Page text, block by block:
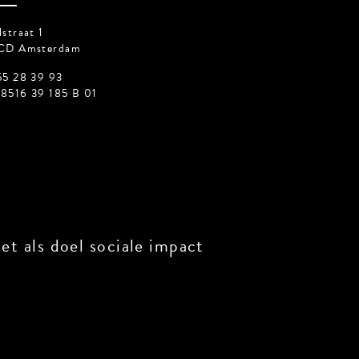
1
Amsterdam
28 39 93
39 185 B 01
als doel sociale impact